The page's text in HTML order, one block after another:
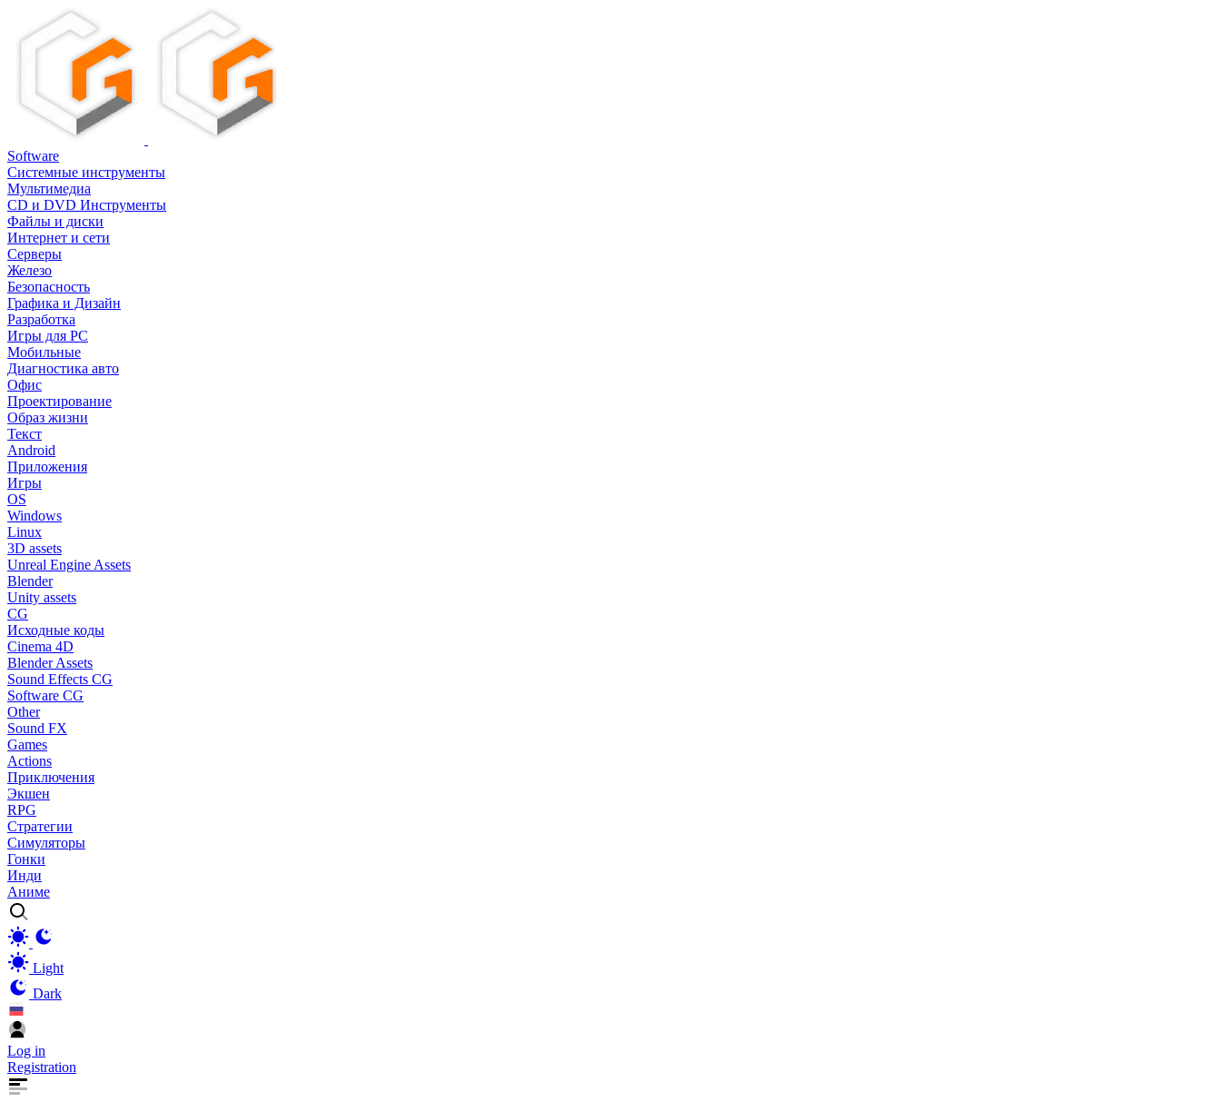
Software
Системные инструменты
Мультимедиа
CD и DVD Инструменты
Файлы и диски
Интернет и сети
Серверы
Железо
Безопасность
Графика и Дизайн
Разработка
Игры для PC
Мобильные
Диагностика авто
Офис
Проектирование
Образ жизни
Текст
Android
Приложения
Игры
OS
Windows
Linux
3D assets
Unreal Engine Assets
Blender
Unity assets
CG
Исходные коды
Cinema 4D
Blender Assets
Sound Effects CG
Software CG
Other
Sound FX
Games
Actions
Приключения
Экшен
RPG
Стратегии
Симуляторы
Гонки
Инди
Аниме
Light
Dark
Log in
Registration